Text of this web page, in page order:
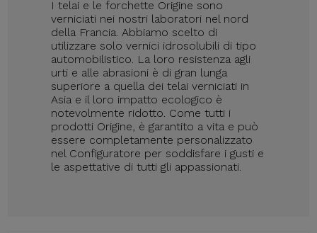
I telai e le forchette Origine sono
verniciati nei nostri laboratori nel nord
della Francia. Abbiamo scelto di
utilizzare solo vernici idrosolubili di tipo
automobilistico. La loro resistenza agli
urti e alle abrasioni è di gran lunga
superiore a quella dei telai verniciati in
Asia e il loro impatto ecologico è
notevolmente ridotto. Come tutti i
prodotti Origine, è garantito a vita e può
essere completamente personalizzato
nel Configuratore per soddisfare i gusti e
le aspettative di tutti gli appassionati.